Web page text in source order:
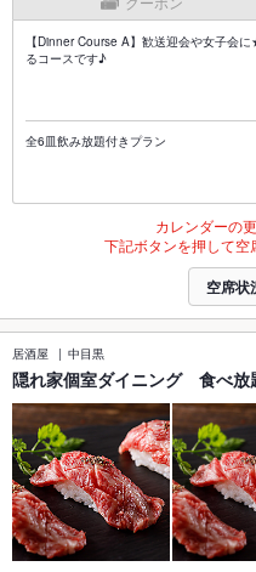
【Dinner Course A】歓送迎会や女子会
るコースです♪
全6皿飲み放題付きプラン
カレンダーの
下記ボタンを押して空
空席状
居酒屋 中目黒
隠れ家個室ダイニング 食べ